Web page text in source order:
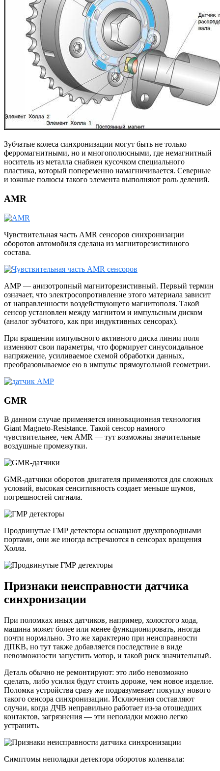
Зубчатые колеса синхронизации могут быть не только
ферромагнитными, но и многополюсными, где немагнитный
носитель из металла снабжен кусочком специального
пластика, который попеременно намагничивается. Северные
и южные полюсы такого элемента выполняют роль делений.
AMR
Чувствительная часть AMR сенсоров синхронизации
оборотов автомобиля сделана из магниторезистивного
состава.
АМР — анизотропный магниторезистивный. Первый термин
означает, что электросопротивление этого материала зависит
от направленности воздействующего магнитополя. Такой
сенсор установлен между магнитом и импульсным диском
(аналог зубчатого, как при индуктивных сенсорах).
При вращении импульсного активного диска линии поля
изменяют свои параметры, что формирует синусоидальное
напряжение, усиливаемое схемой обработки данных,
преобразовываемое ею в импульс прямоугольной геометрии.
GMR
В данном случае применяется инновационная технология
Giant Magneto-Resistance. Такой сенсор намного
чувствительнее, чем AMR — тут возможны значительные
воздушные промежутки.
GMR-датчики оборотов двигателя применяются для сложных
условий, высокая сенситивность создает меньше шумов,
погрешностей сигнала.
Продвинутые ГМР детекторы оснащают двухпроводными
портами, они же иногда встречаются в сенсорах вращения
Холла.
Признаки неисправности датчика
синхронизации
При поломках иных датчиков, например, холостого хода,
машина может более или менее функционировать, иногда
почти нормально. Это же характерно при неисправности
ДПКВ, но тут также добавляется последствие в виде
невозможности запустить мотор, и такой риск значительный.
Деталь обычно не ремонтируют: это либо невозможно
сделать, либо усилия будут стоить дороже, чем новое изделие.
Поломка устройства сразу же подразумевает покупку нового
такого сенсора синхронизации. Исключения составляют
случаи, когда ДЧВ неправильно работает из-за отошедших
контактов, загрязнения — эти неполадки можно легко
устранить.
Симптомы неполадки детектора оборотов коленвала: